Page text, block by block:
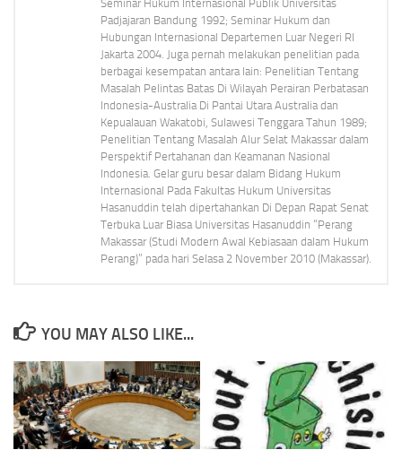
Seminar Hukum Internasional Publik Universitas
Padjajaran Bandung 1992; Seminar Hukum dan
Hubungan Internasional Departemen Luar Negeri RI
Jakarta 2004. Juga pernah melakukan penelitian pada
berbagai kesempatan antara lain: Penelitian Tentang
Masalah Pelintas Batas Di Wilayah Perairan Perbatasan
Indonesia-Australia Di Pantai Utara Australia dan
Kepualauan Wakatobi, Sulawesi Tenggara Tahun 1989;
Penelitian Tentang Masalah Alur Selat Makassar dalam
Perspektif Pertahanan dan Keamanan Nasional
Indonesia. Gelar guru besar dalam Bidang Hukum
Internasional Pada Fakultas Hukum Universitas
Hasanuddin telah dipertahankan Di Depan Rapat Senat
Terbuka Luar Biasa Universitas Hasanuddin “Perang
Makassar (Studi Modern Awal Kebiasaan dalam Hukum
Perang)” pada hari Selasa 2 November 2010 (Makassar).
YOU MAY ALSO LIKE...